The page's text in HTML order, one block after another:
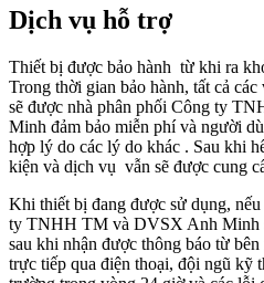
Dịch vụ hỗ trợ
Thiết bị được bảo hành từ khi ra
Trong thời gian bảo hành, tất cả
sẽ được nhà phân phối Công ty
Minh đảm bảo miễn phí và người
hợp lý do các lý do khác . Sau khi
kiện và dịch vụ vẫn sẽ được cung
Khi thiết bị đang được sử dụng,
ty TNHH TM và DVSX Anh Minh
sau khi nhận được thông báo từ
trực tiếp qua điện thoại, đội ngũ kỹ